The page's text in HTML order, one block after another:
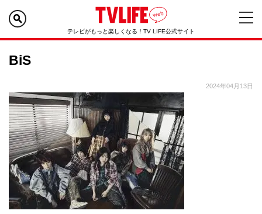
テレビがもっと楽しくなる！TV LIFE公式サイト
BiS
2024年04月13日